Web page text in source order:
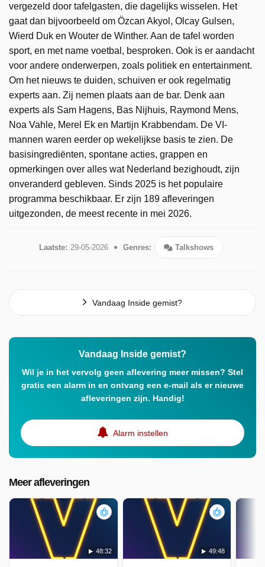
vergezeld door tafelgasten, die dagelijks wisselen. Het
gaat dan bijvoorbeeld om Özcan Akyol, Olcay Gulsen,
Wierd Duk en Wouter de Winther. Aan de tafel worden
sport, en met name voetbal, besproken. Ook is er aandacht
voor andere onderwerpen, zoals politiek en entertainment.
Om het nieuws te duiden, schuiven er ook regelmatig
experts aan. Zij nemen plaats aan de bar. Denk aan
experts als Sam Hagens, Bas Nijhuis, Raymond Mens,
Noa Vahle, Merel Ek en Martijn Krabbendam. De VI-
mannen waren eerder op wekelijkse basis te zien. De
basisingrediënten, spontane acties, grappen en
opmerkingen over alles wat Nederland bezighoudt, zijn
onveranderd gebleven. Sinds 2025 is het populaire
programma beschikbaar. Er zijn 189 afleveringen
uitgezonden, de meest recente in mei 2026.
Laatste: 29-05-2026 Genres: Talkshows
Vandaag Inside gemist?
Vandaag Inside gemist?
Wil je in het vervolg geen aflevering meer missen? Stel
gratis een alarm in en ontvang een e-mail als er nieuwe
afleveringen zijn. Handig!
Alarm instellen
Meer afleveringen
48:32 49:48